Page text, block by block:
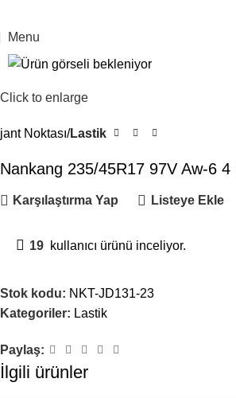
Menu
Click to enlarge
jant Noktası Lastik
Nankang 235/45R17 97V Aw-6
Karşılaştırma Yap Listeye Ekle
19 kullanıcı ürünü inceliyor.
Stok kodu: NKT-JD131-23
Kategoriler: Lastik
Paylaş:
İlgili ürünler